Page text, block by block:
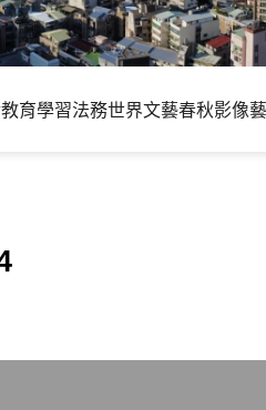
教育學習法務世界文藝春秋影像